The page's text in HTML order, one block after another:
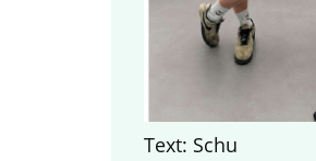
Text: Schu